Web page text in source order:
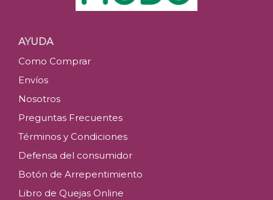
AYUDA
Como Comprar
Envíos
Nosotros
Preguntas Frecuentes
Términos y Condiciones
Defensa del consumidor
Botón de Arrepentimiento
Libro de Quejas Online